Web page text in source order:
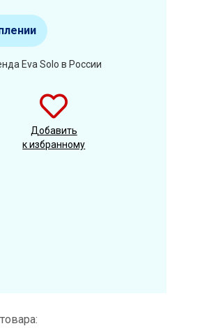
Eva Solo в России
Добавить
к избранному